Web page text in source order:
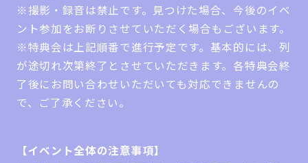
※撮影・録音は禁止です。見つけた場合、今後のイベ
ント参加をお断りさせていただく場合もございます。
※特典会は上記順番で進行予定です。基本的には、列
が途切れ次第終了とさせていただきます。各特典会終
了後にお問い合わせいただいても対応できませんの
で、ご了承ください。
【イベント全体の注意事項】